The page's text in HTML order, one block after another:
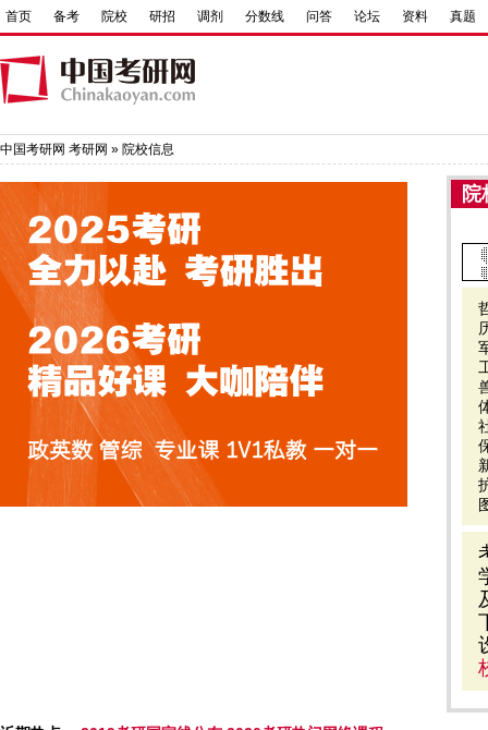
首页 备考 院校 研招 调剂 分数线 问答 论坛 资料 真题
中国考研网 考研网 » 院校信息
院